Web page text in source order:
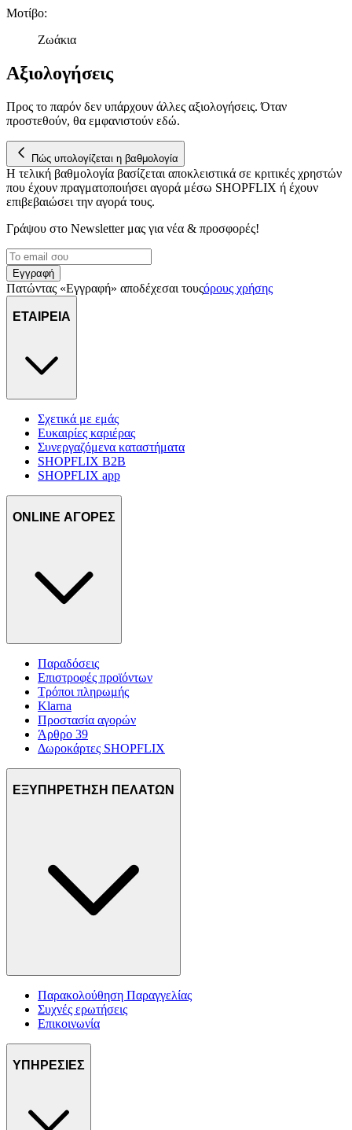
αναλύουμε την κυκλοφορία μας. Εμείς και οι 1022 συνεργάτες
μας επεξεργαζόμαστε προσωπικά σας δεδομένα, π.χ. τη
διεύθυνση IP σας, χρησιμοποιώντας τεχνολογία όπως cookies
για να αποθηκεύουμε και να έχουμε πρόσβαση σε πληροφορίες
στη συσκευή σας, με σκοπό την προβολή εξατομικευμένων
διαφημίσεις και περιεχόμενο, την καλύτερη εικόνα του κοινού
μας και την ανάπτυξη προϊόντων. Επίσης, κοινοποιούμε
πληροφορίες σχετικά με την από μέρους σας χρήση της
τοποθεσίας μας στους συνεργάτες μέσων κοινωνικής
δικτύωσης, διαφημίσεων και ανάλυσης.
Μοτίβο:
Ζωάκια
Αξιολογήσεις
Προς το παρόν δεν υπάρχουν άλλες αξιολογήσεις. Όταν
προστεθούν, θα εμφανιστούν εδώ.
Πώς υπολογίζεται η βαθμολογία
Η τελική βαθμολογία βασίζεται αποκλειστικά σε κριτικές χρηστών
που έχουν πραγματοποιήσει αγορά μέσω SHOPFLIX ή έχουν
επιβεβαιώσει την αγορά τους.
Γράψου στο Νewsletter μας για νέα & προσφορές!
Εγγραφή
Πατώντας «Εγγραφή» αποδέχεσαι τουςόρους χρήσης
ΕΤΑΙΡΕΙΑ
Σχετικά με εμάς
Ευκαιρίες καριέρας
Συνεργαζόμενα καταστήματα
SHOPFLIX B2B
SHOPFLIX app
ONLINE ΑΓΟΡΕΣ
Παραδόσεις
Επιστροφές προϊόντων
Τρόποι πληρωμής
Klarna
Προστασία αγορών
Άρθρο 39
Δωροκάρτες SHOPFLIX
ΕΞΥΠΗΡΕΤΗΣΗ ΠΕΛΑΤΩΝ
Παρακολούθηση Παραγγελίας
Συχνές ερωτήσεις
Επικοινωνία
ΥΠΗΡΕΣΙΕΣ